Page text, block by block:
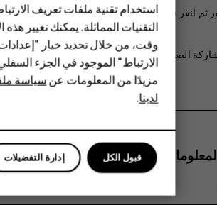
ثم انقر فوق الصورة التي تريد مشاركتها ثم انقر
الصورة أو مقطع الفيديو.
مفيدة؟
استخدام تقنية ملفات تعريف
التقنيات المماثلة. يمكنك تغيير
وقت، من خلال تحديد خيار
الارتباط" الموجود في الجزء
مزيدًا من المعلومات عنسياسة
لدينا.
إدارة التفضيلات قبول الكل